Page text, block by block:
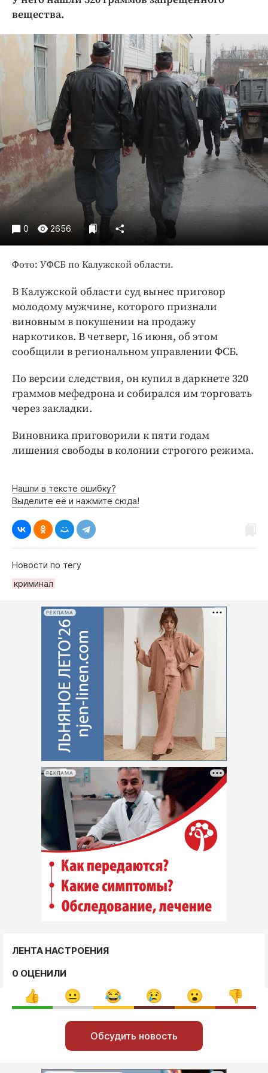
Недвижимость и ЖКХ
Образование
Общество
Погода
Праздники
Происшествия
Спорт
Экономика и бизнес
ПРОЕКТЫ
Блоги
Издания
Интересное чтиво
Клиника года
Бренд года
Работодатель года
вещества.
0 2656
Фото: УФСБ по Калужской области.
В Калужской области суд вынес приговор
молодому мужчине, которого признали
виновным в покушении на продажу
наркотиков. В четверг, 16 июня, об этом
сообщили в региональном управлении ФСБ.
По версии следствия, он купил в даркнете 320
граммов мефедрона и собирался им торговать
через закладки.
Виновника приговорили к пяти годам
лишения свободы в колонии строгого режима.
Нашли в тексте ошибку?
Выделите её и нажмите сюда!
Новости по тегу
криминал
РЕКЛАМА
РЕКЛАМА
ЛЕНТА НАСТРОЕНИЯ
0 ОЦЕНИЛИ
Обсудить новость